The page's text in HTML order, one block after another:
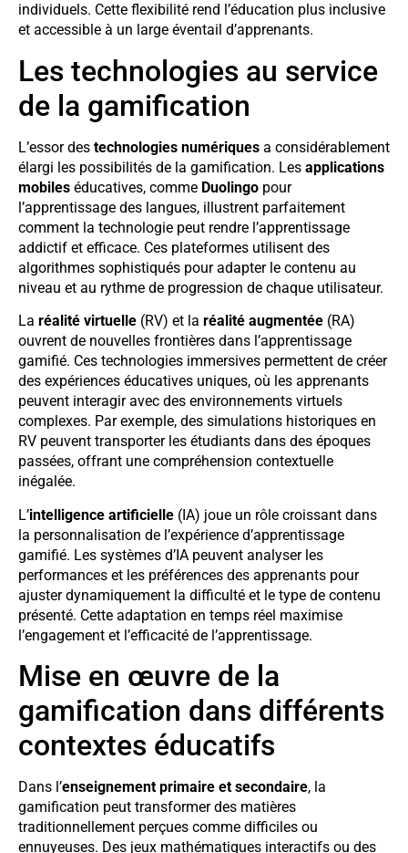
individuels. Cette flexibilité rend l’éducation plus inclusive
et accessible à un large éventail d’apprenants.
Les technologies au service
de la gamification
L’essor des technologies numériques a considérablement
élargi les possibilités de la gamification. Les applications
mobiles éducatives, comme Duolingo pour
l’apprentissage des langues, illustrent parfaitement
comment la technologie peut rendre l’apprentissage
addictif et efficace. Ces plateformes utilisent des
algorithmes sophistiqués pour adapter le contenu au
niveau et au rythme de progression de chaque utilisateur.
La réalité virtuelle (RV) et la réalité augmentée (RA)
ouvrent de nouvelles frontières dans l’apprentissage
gamifié. Ces technologies immersives permettent de créer
des expériences éducatives uniques, où les apprenants
peuvent interagir avec des environnements virtuels
complexes. Par exemple, des simulations historiques en
RV peuvent transporter les étudiants dans des époques
passées, offrant une compréhension contextuelle
inégalée.
L’intelligence artificielle (IA) joue un rôle croissant dans
la personnalisation de l’expérience d’apprentissage
gamifié. Les systèmes d’IA peuvent analyser les
performances et les préférences des apprenants pour
ajuster dynamiquement la difficulté et le type de contenu
présenté. Cette adaptation en temps réel maximise
l’engagement et l’efficacité de l’apprentissage.
Mise en œuvre de la
gamification dans différents
contextes éducatifs
Dans l’enseignement primaire et secondaire, la
gamification peut transformer des matières
traditionnellement perçues comme difficiles ou
ennuyeuses. Des jeux mathématiques interactifs ou des